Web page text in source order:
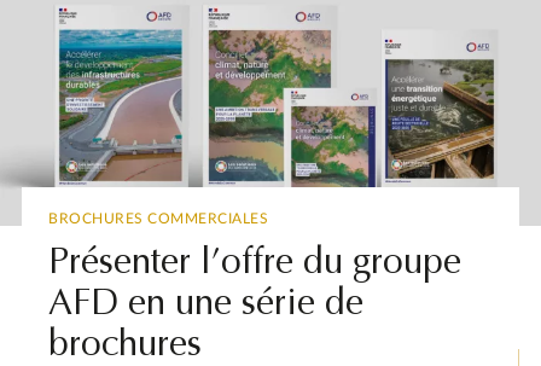
📖 📖 📖
BROCHURES COMMERCIALES
Présenter l’offre du groupe
AFD en une série de
brochures